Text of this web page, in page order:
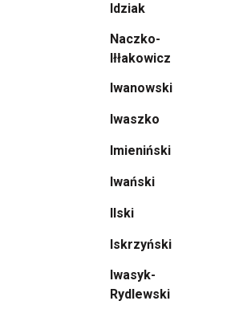
Idziak
Naczko-
Iłłakowicz
Iwanowski
Iwaszko
Imieniński
Iwański
Ilski
Iskrzyński
Iwasyk-
Rydlewski